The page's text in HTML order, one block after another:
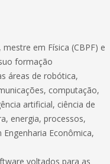
em Física (CBPF) e
formação
áreas de robótica,
computação,
artificial, ciência de
energia, processos,
Econômica,
voltados para as